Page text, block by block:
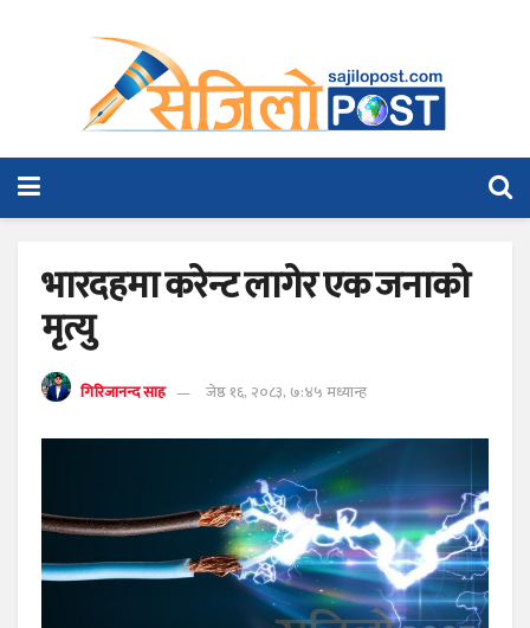
भारदहमा करेन्ट लागेर एक जनाको
मृत्यु
गिरिजानन्द साह जेष्ठ १६, २०८३, ७:४५ मध्यान्ह